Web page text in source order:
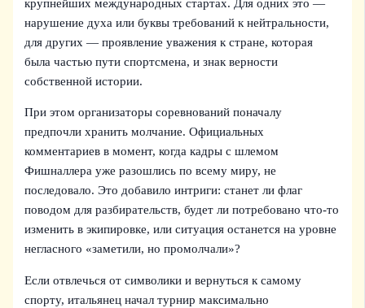
крупнейших международных стартах. Для одних это —
нарушение духа или буквы требований к нейтральности,
для других — проявление уважения к стране, которая
была частью пути спортсмена, и знак верности
собственной истории.
При этом организаторы соревнований поначалу
предпочли хранить молчание. Официальных
комментариев в момент, когда кадры с шлемом
Фишналлера уже разошлись по всему миру, не
последовало. Это добавило интриги: станет ли флаг
поводом для разбирательств, будет ли потребовано что-то
изменить в экипировке, или ситуация останется на уровне
негласного «заметили, но промолчали»?
Если отвлечься от символики и вернуться к самому
спорту, итальянец начал турнир максимально